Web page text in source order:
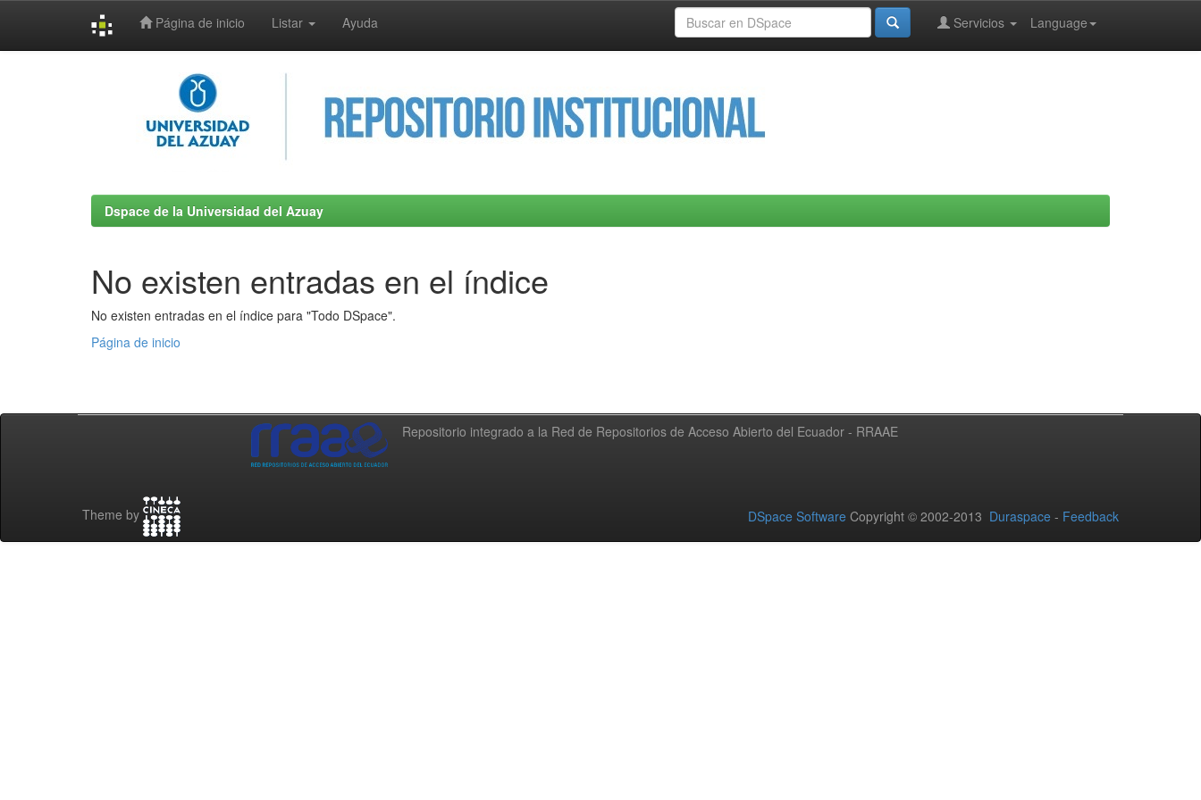
Página de inicio Listar Ayuda Language
Servicios
Dspace de la Universidad del Azuay
No existen entradas en el índice
No existen entradas en el índice para "Todo DSpace".
Página de inicio
Repositorio integrado a la Red de Repositorios de Acceso Abierto del Ecuador - RRAAE
Theme by DSpace Software Copyright © 2002-2013 Duraspace - Feedback